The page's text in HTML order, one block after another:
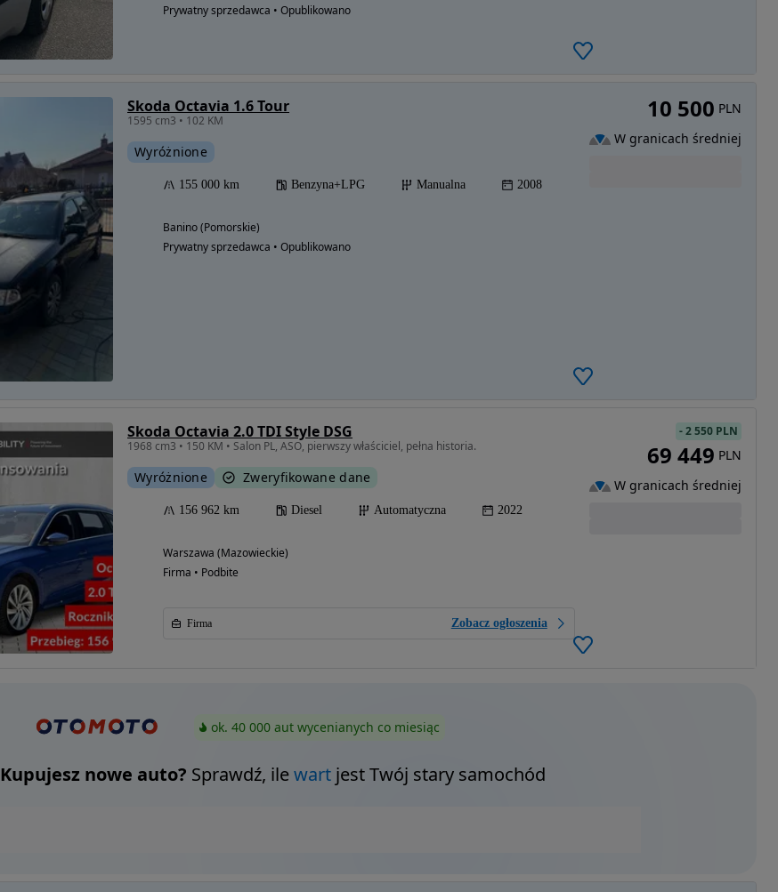
Prywatny sprzedawca • Opublikowano
Skoda Octavia 1.6 Tour
1595 cm3 • 102 KM
Wyróżnione
155 000 km Benzyna+LPG Manualna 2008
Banino (Pomorskie)
Prywatny sprzedawca • Opublikowano
10 500 PLN
W granicach średniej
Skoda Octavia 2.0 TDI Style DSG
1968 cm3 • 150 KM • Salon PL, ASO, pierwszy właściciel, pełna historia.
Wyróżnione Zweryfikowane dane
156 962 km Diesel Automatyczna 2022
Warszawa (Mazowieckie)
Firma • Podbite
Firma Zobacz ogłoszenia
-2 550 PLN
69 449 PLN
W granicach średniej
ok. 40 000 aut wycenianych co miesiąc
Kupujesz nowe auto? Sprawdź, ilewartjest Twój stary samochód